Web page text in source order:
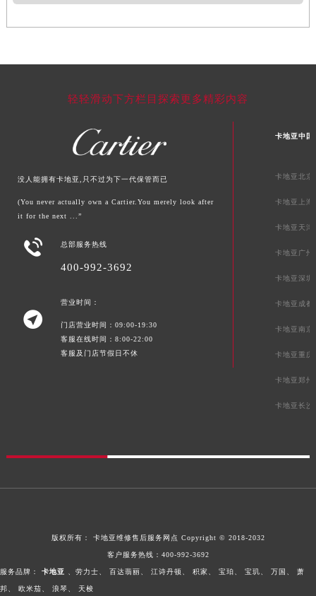
轻轻滑动下方栏目探索更多精彩内容
没人能拥有卡地亚,只不过为下一代保管而已
(You never actually own a Cartier.You merely look after
it for the next ...”
 总部服务热线
400-992-3692

营业时间：
门店营业时间：09:00-19:30
客服在线时间：8:00-22:00
客服及门店节假日不休
卡地亚中国
卡地亚北京
卡地亚上海
卡地亚天津
卡地亚广州
卡地亚深圳
卡地亚成都
卡地亚南京
卡地亚重庆
卡地亚郑州
卡地亚长沙
版权所有： 卡地亚维修售后服务网点 Copyright © 2018-2032
客户服务热线： 400-992-3692
服务品牌： 卡地亚 、劳力士、 百达翡丽、 江诗丹顿、 积家、 宝珀、 宝玑、 万国、 萧
邦、 欧米茄、 浪琴、 天梭